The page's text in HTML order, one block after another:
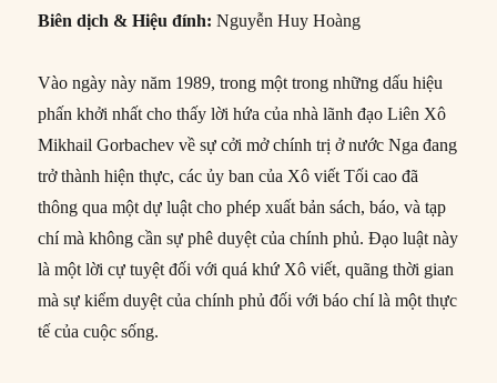
Biên dịch & Hiệu đính: Nguyễn Huy Hoàng
Vào ngày này năm 1989, trong một trong những dấu hiệu
phấn khởi nhất cho thấy lời hứa của nhà lãnh đạo Liên Xô
Mikhail Gorbachev về sự cởi mở chính trị ở nước Nga đang
trở thành hiện thực, các ủy ban của Xô viết Tối cao đã
thông qua một dự luật cho phép xuất bản sách, báo, và tạp
chí mà không cần sự phê duyệt của chính phủ. Đạo luật này
là một lời cự tuyệt đối với quá khứ Xô viết, quãng thời gian
mà sự kiểm duyệt của chính phủ đối với báo chí là một thực
tế của cuộc sống.